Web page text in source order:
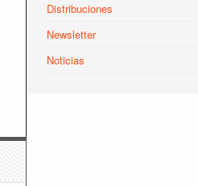
Distribuciones
Newsletter
Noticias